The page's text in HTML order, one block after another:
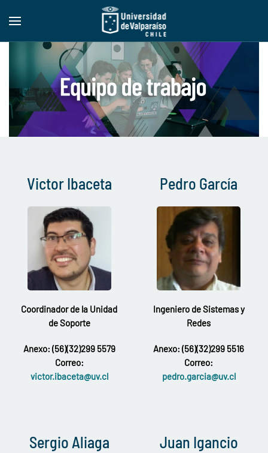
Skip to main content
Victor Ibaceta
Coordinador de la Unidad
de Soporte
Anexo: (56)(32)299 5579
Correo:
victor.ibaceta@uv.cl
Pedro García
Ingeniero de Sistemas y
Redes
Anexo: (56)(32)299 5516
Correo:
pedro.garcia@uv.cl
Sergio Aliaga
Juan Igancio